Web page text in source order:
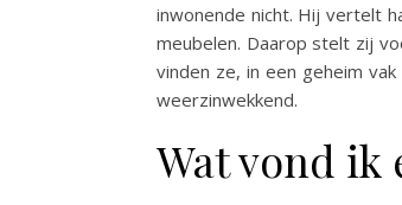
inwonende nicht. Hij vertelt
meubelen. Daarop stelt zij
vinden ze, in een geheim
weerzinwekkend.
Wat vond ik